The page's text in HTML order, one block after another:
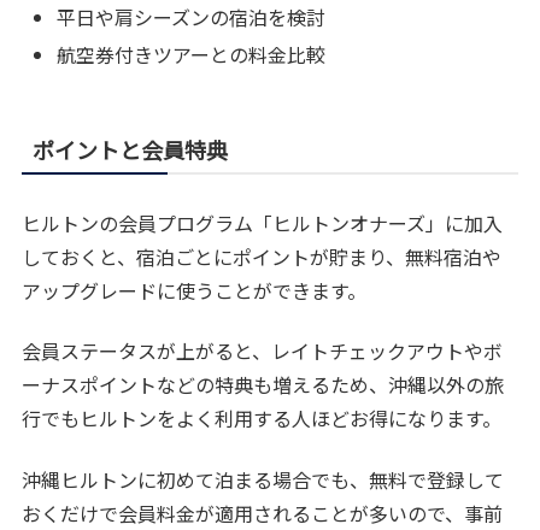
平日や肩シーズンの宿泊を検討
航空券付きツアーとの料金比較
ポイントと会員特典
ヒルトンの会員プログラム「ヒルトンオナーズ」に加入
しておくと、宿泊ごとにポイントが貯まり、無料宿泊や
アップグレードに使うことができます。
会員ステータスが上がると、レイトチェックアウトやボ
ーナスポイントなどの特典も増えるため、沖縄以外の旅
行でもヒルトンをよく利用する人ほどお得になります。
沖縄ヒルトンに初めて泊まる場合でも、無料で登録して
おくだけで会員料金が適用されることが多いので、事前